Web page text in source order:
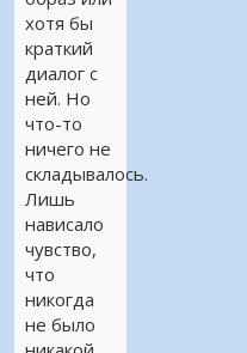
хотя бы
краткий
диалог с
ней. Но
что-то
ничего не
складывалось.
Лишь
нависало
чувство,
что
никогда
не было